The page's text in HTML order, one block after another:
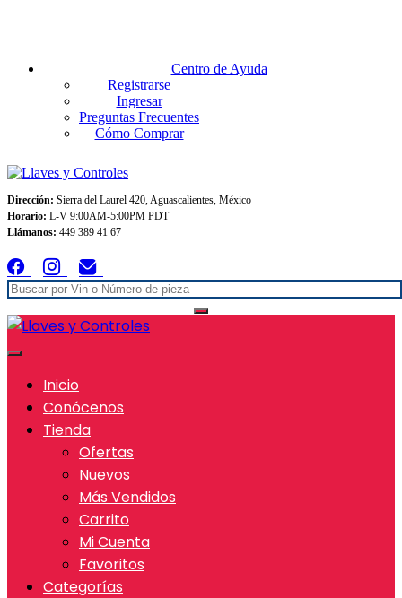
Centro de Ayuda
Registrarse
Ingresar
Preguntas Frecuentes
Cómo Comprar
Dirección: Sierra del Laurel 420, Aguascalientes, México
Horario: L-V 9:00AM-5:00PM PDT
Llámanos: 449 389 41 67
Inicio
Conócenos
Tienda
Ofertas
Nuevos
Más Vendidos
Carrito
Mi Cuenta
Favoritos
Categorías